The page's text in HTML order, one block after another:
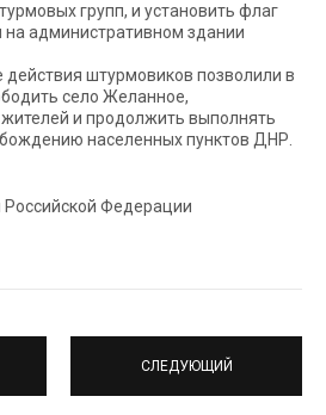
групп, и установить флаг
административном здании
штурмовиков позволили в
село Желанное,
и продолжить выполнять
населенных пунктов ДНР.
Федерации
СЛЕДУЮЩИЙ